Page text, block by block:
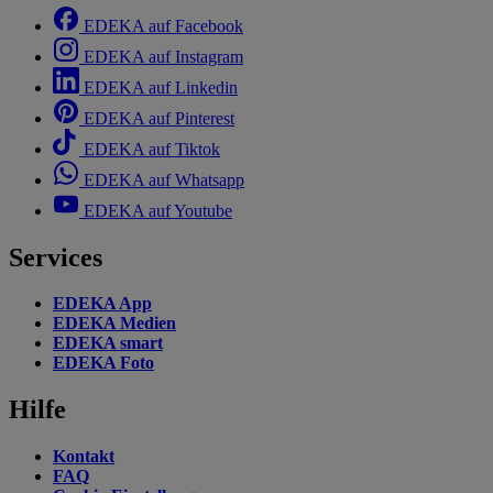
EDEKA auf Facebook
EDEKA auf Instagram
EDEKA auf Linkedin
EDEKA auf Pinterest
EDEKA auf Tiktok
EDEKA auf Whatsapp
EDEKA auf Youtube
Services
EDEKA App
EDEKA Medien
EDEKA smart
EDEKA Foto
Hilfe
Kontakt
FAQ